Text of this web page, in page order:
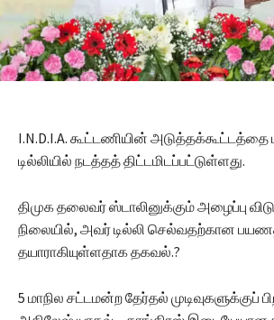
I.N.D.I.A. கூட்டணியின் அடுத்தக்கூட்டத்தை
டில்லியில் நடத்தத் திட்டமிடப்பட்டுள்ளது.
திமுக தலைவர் ஸ்டாலினுக்கும் அழைப்பு
நிலையில், அவர் டில்லி செல்வதற்கான
தயாராகியுள்ளதாக தகவல்.?
5 மாநில சட்டமன்ற தேர்தல் முடிவுகளுக்குப்